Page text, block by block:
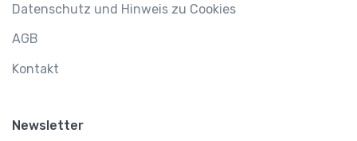
Datenschutz und Hinweis zu Cookies
AGB
Kontakt
Newsletter